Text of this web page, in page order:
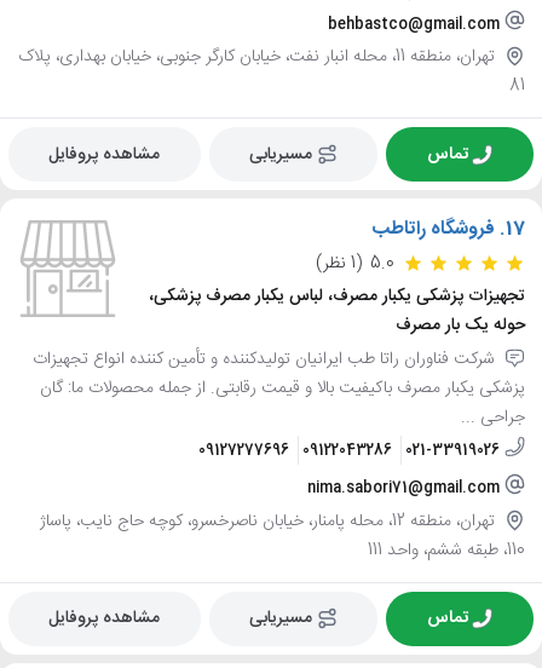
behbastco@gmail.com
تهران، منطقه 11، محله انبار نفت، خیابان کارگر جنوبی، خیابان بهداری، پلاک
81
تماس مسیریابی مشاهده پروفایل
17. فروشگاه راتاطب
5.0 (1 نظر)
تجهیزات پزشکی یکبار مصرف، لباس یکبار مصرف پزشکی،
حوله یک بار مصرف
شرکت فناوران راتا طب ایرانیان تولیدکننده و تأمین کننده انواع تجهیزات
پزشکی یکبار مصرف باکیفیت بالا و قیمت رقابتی. از جمله محصولات ما: گان
جراحی ...
021-33919026
09122043286
09127277696
nima.sabori71@gmail.com
تهران، منطقه 12، محله پامنار، خیابان ناصرخسرو، کوچه حاج نایب، پاساژ
110، طبقه ششم، واحد 111
تماس مسیریابی مشاهده پروفایل